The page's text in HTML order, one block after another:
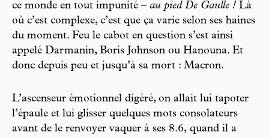
ce monde en tout impunité – au pied De Gaulle ! Là
où c’est complexe, c’est que ça varie selon ses haines
du moment. Feu le cabot en question s’est ainsi
appelé Darmanin, Boris Johnson ou Hanouna. Et
donc depuis peu et jusqu’à sa mort : Macron.
L’ascenseur émotionnel digéré, on allait lui tapoter
l’épaule et lui glisser quelques mots consolateurs
avant de le renvoyer vaquer à ses 8.6, quand il a